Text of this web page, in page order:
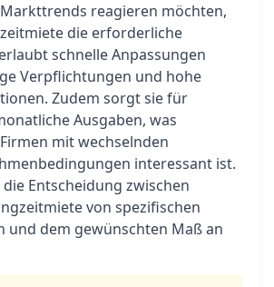
reagieren möchten,
die erforderliche
schnelle Anpassungen
Verpflichtungen und hohe
Zudem sorgt sie für
Ausgaben, was
mit wechselnden
interessant ist.
Entscheidung zwischen
von spezifischen
und dem gewünschten Maß an